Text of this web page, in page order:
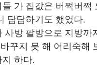
가 집값은 버쩍버쩍
답답하기도 했었다.
사방 팔방으로 지방까
꾸지 못 해 어리숙해
하다.